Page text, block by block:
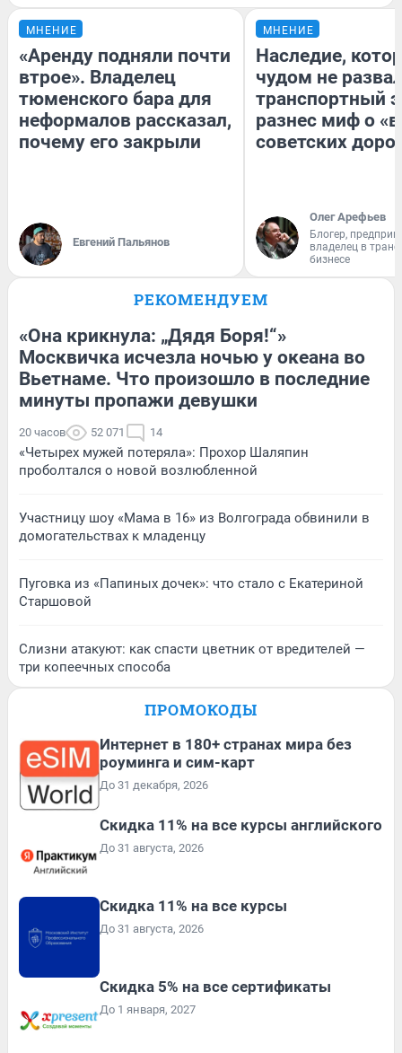
МНЕНИЕ
«Аренду подняли почти
втрое». Владелец
тюменского бара для
неформалов рассказал,
почему его закрыли
Евгений Пальянов
МНЕНИЕ
Наследие,
чудом не
транспортный
разнес миф о
советских
Олег Арефьев
Блогер,
владелец в
бизнесе
РЕКОМЕНДУЕМ
«Она крикнула: „Дядя Боря!“»
Москвичка исчезла ночью у океана во
Вьетнаме. Что произошло в последние
минуты пропажи девушки
20 часов 52 071 14
«Четырех мужей потеряла»: Прохор Шаляпин
проболтался о новой возлюбленной
Участницу шоу «Мама в 16» из Волгограда обвинили в
домогательствах к младенцу
Пуговка из «Папиных дочек»: что стало с Екатериной
Старшовой
Слизни атакуют: как спасти цветник от вредителей —
три копеечных способа
ПРОМОКОДЫ
Интернет в 180+ странах мира без
роуминга и сим-карт
До 31 декабря, 2026
Скидка 11% на все курсы английского
До 31 августа, 2026
Скидка 11% на все курсы
До 31 августа, 2026
Скидка 5% на все сертификаты
До 1 января, 2027